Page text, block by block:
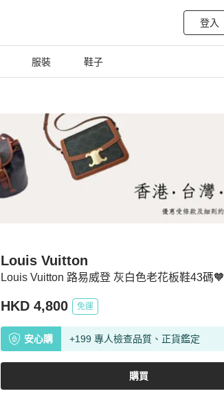
登入
服裝 鞋子
Louis Vuitton 路易威登 灰白色老花板鞋43碼🧡
Louis Vuitton
HKD 4,800 免運
安心購 +199 專人檢查品質、正貨鑑定
購買